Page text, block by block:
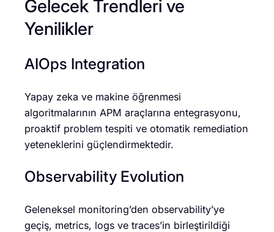
Gelecek Trendleri ve
Yenilikler
AIOps Integration
Yapay zeka ve makine öğrenmesi
algoritmalarının APM araçlarına entegrasyonu,
proaktif problem tespiti ve otomatik remediation
yeteneklerini güçlendirmektedir.
Observability Evolution
Geleneksel monitoring’den observability’ye
geçiş, metrics, logs ve traces’in birleştirildiği